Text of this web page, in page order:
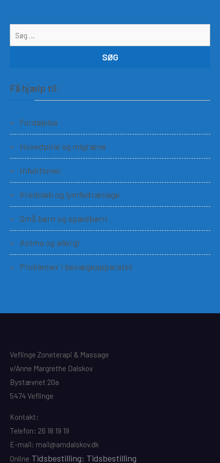
Få hjælp til:
Fordøjelse
Hovedpine og migræne
Infektioner
Kredsløb og lymfedrænage
Små børn og spædbørn
Astma og allergi
Problemer i bevægeapparatet
Veflinge Zoneterapi & Massage
v/Anne Margrethe Dalskov
Bystævnet 20a
5474 Veflinge
Kontakt:
Telefon: 26 18 19 19
E-mail: mail@amdalskov.dk
Online Tidsbestilling: Tidsbestilling